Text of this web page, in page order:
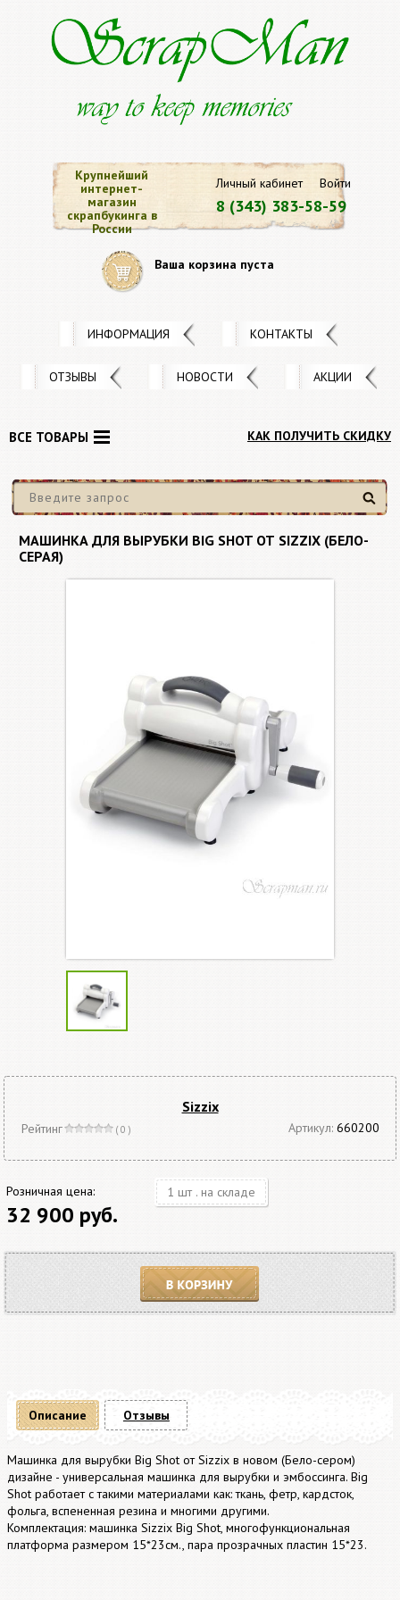
Личный кабинет Войти
8 (343) 383-58-59
Крупнейший
интернет-
магазин
скрапбукинга в
России
Ваша корзина пуста
ИНФОРМАЦИЯ КОНТАКТЫ
ОТЗЫВЫ НОВОСТИ АКЦИИ
КАК ПОЛУЧИТЬ СКИДКУ
Найти
ВСЕ ТОВАРЫ
МАШИНКА ДЛЯ ВЫРУБКИ BIG SHOT ОТ SIZZIX (БЕЛО-
СЕРАЯ)
Sizzix
Рейтинг ( 0 ) Артикул: 660200
Розничная цена:
32 900 руб.
1 шт . на складе
В корзину
Описание
Машинка для вырубки Big Shot от Sizzix в новом (Бело-сером)
дизайне - универсальная машинка для вырубки и эмбоссинга. Big
Shot работает с такими материалами как: ткань, фетр, кардсток,
фольга, вспененная резина и многими другими.
Комплектация: машинка Sizzix Big Shot, многофункциональная
платформа размером 15*23см., пара прозрачных пластин 15*23.
Отзывы